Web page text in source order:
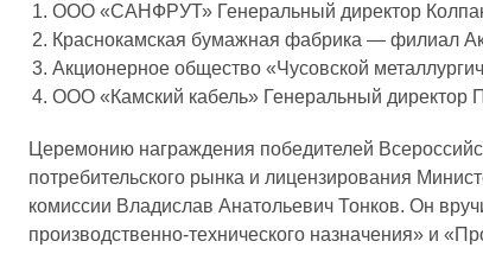
ООО «САНФРУТ» Генеральный директор
Краснокамская бумажная фабрика — филиал
Акционерное общество «Чусовской
ООО «Камский кабель» Генеральный
Церемонию награждения победителей
потребительского рынка и лицензирования
комиссии Владислав Анатольевич Тонков. Он
производственно-технического назначения» и